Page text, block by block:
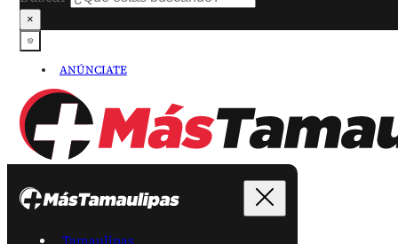
×
ANÚNCIATE